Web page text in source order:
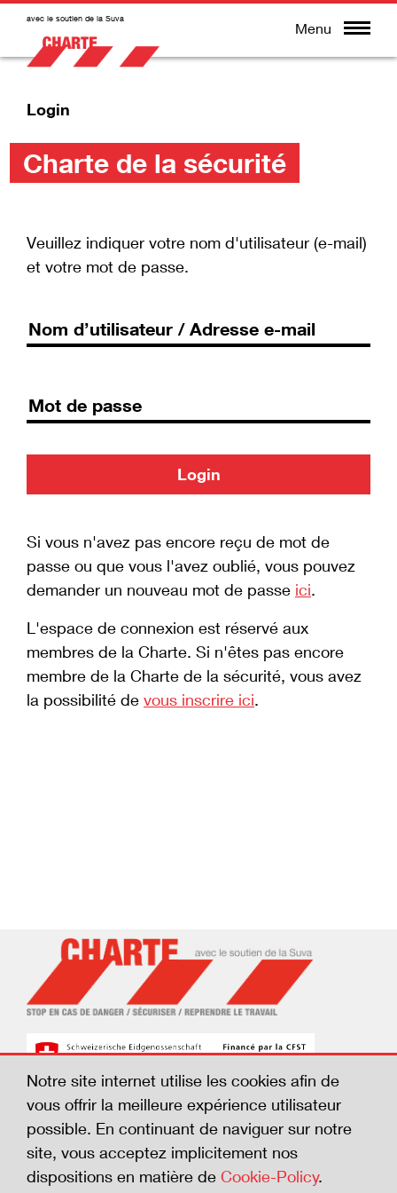
avec le soutien de la Suva
Menu
Login
Charte de la sécurité
Veuillez indiquer votre nom d'utilisateur (e-mail)
et votre mot de passe.
Login
Si vous n'avez pas encore reçu de mot de
passe ou que vous l'avez oublié, vous pouvez
demander un nouveau mot de passe ici.
L'espace de connexion est réservé aux
membres de la Charte. Si n'êtes pas encore
membre de la Charte de la sécurité, vous avez
la possibilité de vous inscrire ici.
Notre site internet utilise les cookies afin de
vous offrir la meilleure expérience utilisateur
possible. En continuant de naviguer sur notre
site, vous acceptez implicitement nos
dispositions en matière de Cookie-Policy.
© Suva, 2026
Impressum
Mentions légales